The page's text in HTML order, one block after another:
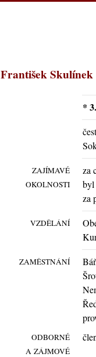
František Skulínek
*
ZAJÍMAVÉ
OKOLNOSTI
za
byl
za
VZDĚLÁNÍ
ZAMĚSTNÁNÍ
ODBORNÉ
A ZÁJMOVÉ